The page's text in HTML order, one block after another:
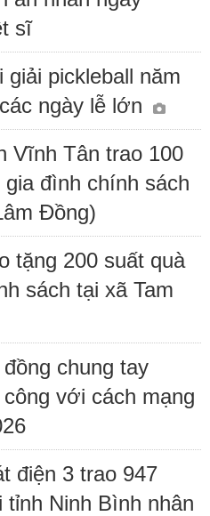
sĩ
giải pickleball năm
ngày lễ lớn
Vĩnh Tân trao 100
đình chính sách
Đồng)
tặng 200 suất quà
sách tại xã Tam
chung tay
với cách mạng
điện 3 trao 947
tỉnh Ninh Bình nhân